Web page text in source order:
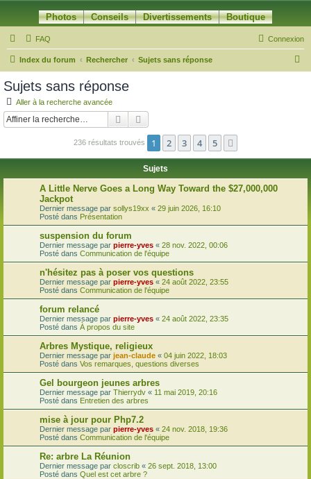
Photos Conseils Divertissements Boutique
FAQ Connexion
Index du forum Rechercher Sujets sans réponse
c
Sujets sans réponse
Aller à la recherche avancée
Rechercher
236 résultats trouvés 1 2 3 4 5
Sujets
A Little Nerve Goes a Long Way Toward the $27,000,000
Jackpot
Dernier message par sollys19xx « 29 juin 2026, 16:10
Posté dans Présentation
suspension du forum
Dernier message par pierre-yves « 28 nov. 2022, 00:06
Posté dans Communication de l'équipe
n'hésitez pas à poser vos questions
Dernier message par pierre-yves « 24 août 2022, 23:55
Posté dans Communication de l'équipe
forum relancé
Dernier message par pierre-yves « 24 août 2022, 23:35
Posté dans À propos du site
Arbres Mystique, religieux
Dernier message par jean-claude « 04 juin 2022, 18:03
Posté dans Vos remarques, questions diverses
Gel bourgeon jeunes arbres
Dernier message par Thierrydv « 11 mai 2019, 20:16
Posté dans Entretien des arbres
mise à jour pour Php7.2
Dernier message par pierre-yves « 24 nov. 2018, 19:36
Posté dans Communication de l'équipe
Re: arbre La Réunion
Dernier message par closcrib « 26 sept. 2018, 13:00
Posté dans Quel est cet arbre ?